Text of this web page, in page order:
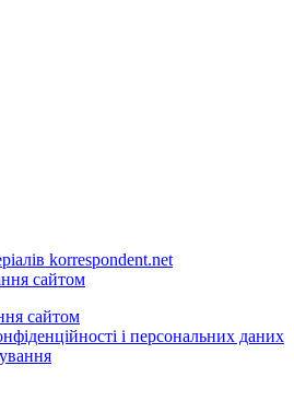
korrespondent.net
сайтом
сайтом
і персональних даних